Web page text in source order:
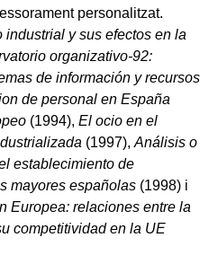
personalitzat.
y sus efectos en la
organizativo-92:
de información y recursos
de personal en España
(1994), El ocio en el
(1997), Análisis o
establecimiento de
mayores españolas (1998) i
Europea: relaciones entre la
competitividad en la UE